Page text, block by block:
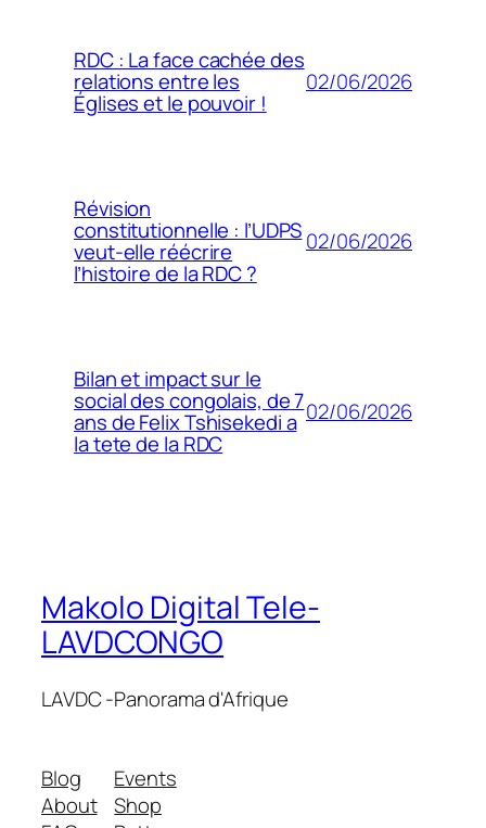
RDC : La face cachée des
relations entre les
Églises et le pouvoir !
02/06/2026
Révision
constitutionnelle : l’UDPS
veut-elle réécrire
l’histoire de la RDC ?
02/06/2026
Bilan et impact sur le
social des congolais, de 7
ans de Felix Tshisekedi a
la tete de la RDC
02/06/2026
Makolo Digital Tele-
LAVDCONGO
LAVDC -Panorama d'Afrique
Blog
About
Events
Shop